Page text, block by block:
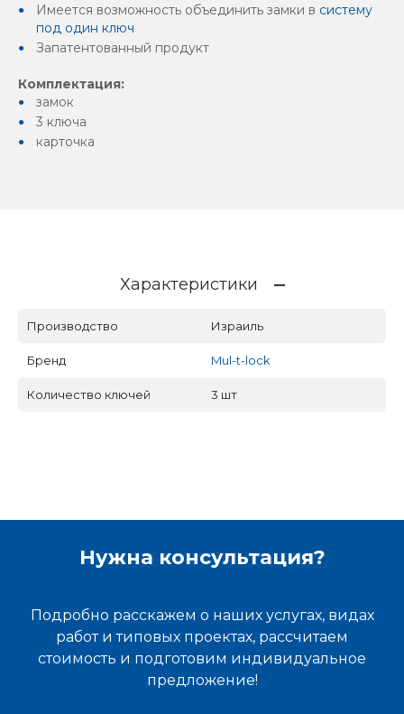
Имеется возможность объединить замки в систему
под один ключ
Запатентованный продукт
Комплектация:
замок
3 ключа
карточка
Характеристики
Производство Израиль
Бренд Mul-t-lock
Количество ключей 3 шт
Нужна консультация?
Подробно расскажем о наших услугах, видах
работ и типовых проектах, рассчитаем
стоимость и подготовим индивидуальное
предложение!